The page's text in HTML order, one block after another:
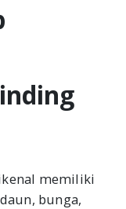
memiliki
bunga,